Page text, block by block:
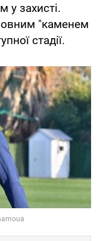
у захисті.
"каменем
стадії.